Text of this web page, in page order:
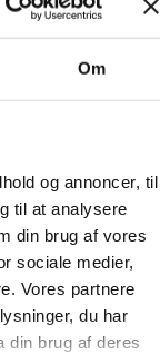
Om
og annoncer, til
til at analysere
din brug af vores
sociale medier,
Vores partnere
du har
din brug af deres
kan